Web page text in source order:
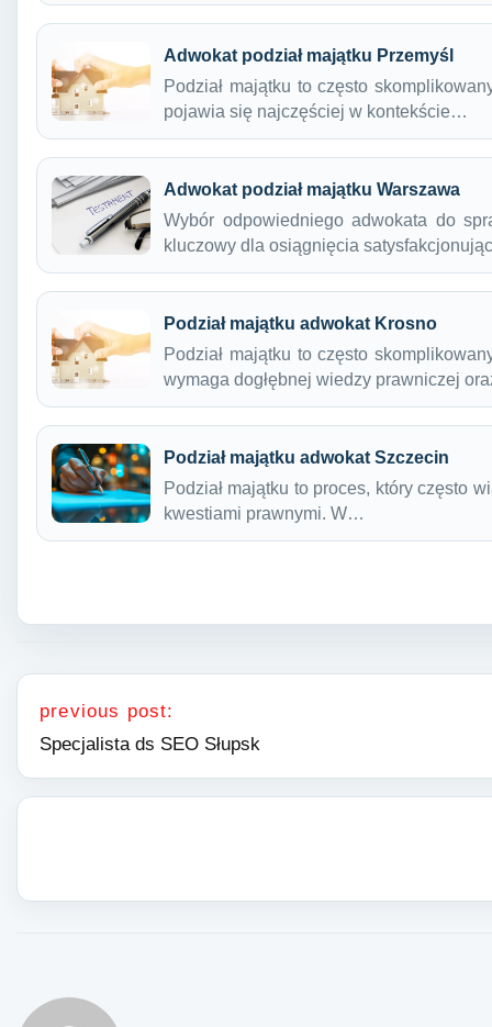
Adwokat podział majątku Przemyśl
Podział majątku to często
pojawia się najczęściej w kontekście…
Adwokat podział majątku Warszawa
Wybór odpowiedniego adwokata do
kluczowy dla osiągnięcia
Podział majątku adwokat Krosno
Podział majątku to często
wymaga dogłębnej wiedzy prawniczej
Podział majątku adwokat Szczecin
Podział majątku to proces, który często
kwestiami prawnymi. W…
Nawigacja wpisu
previous post:
Specjalista ds SEO Słupsk